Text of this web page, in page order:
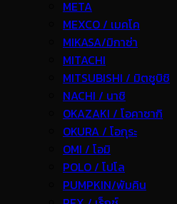
META
MEXCO / เมคโค
MIKASA/มิกาซ่า
MITACHI
MITSUBISHI / มิตซูบิชิ
NACHI / นาชิ
OKAZAKI / โอคาซากิ
OKURA / โอกุระ
OMI / โอมิ
POLO / โปโล
PUMPKIN/พัมคิน